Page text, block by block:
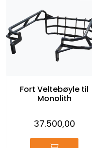
Fort Veltebøyle til
Monolith
37.500,00
Elektriske Maskiner
Kampanje